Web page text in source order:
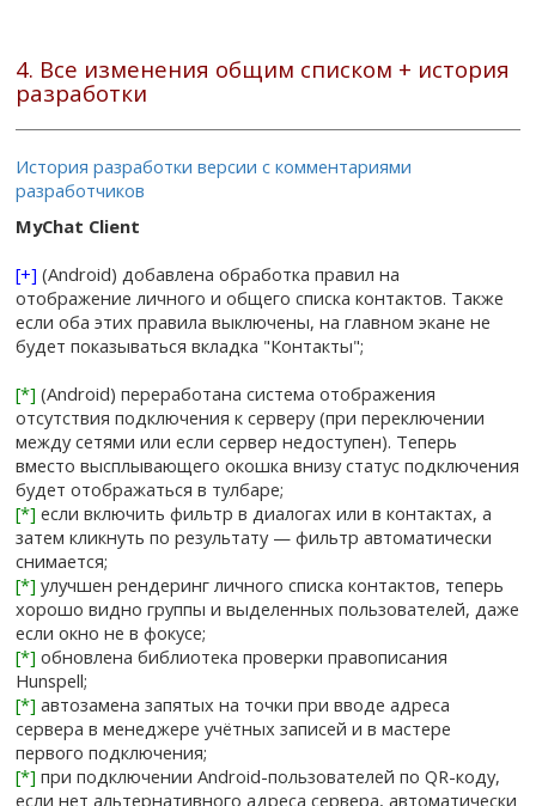
4. Все изменения общим списком + история
разработки
История разработки версии с комментариями
разработчиков
MyChat Client
[+] (Android) добавлена обработка правил на
отображение личного и общего списка контактов. Также
если оба этих правила выключены, на главном экане не
будет показываться вкладка "Контакты";
[*] (Android) переработана система отображения
отсутствия подключения к серверу (при переключении
между сетями или если сервер недоступен). Теперь
вместо высплывающего окошка внизу статус подключения
будет отображаться в тулбаре;
[*] если включить фильтр в диалогах или в контактах, а
затем кликнуть по результату — фильтр автоматически
снимается;
[*] улучшен рендеринг личного списка контактов, теперь
хорошо видно группы и выделенных пользователей, даже
если окно не в фокусе;
[*] обновлена библиотека проверки правописания
Hunspell;
[*] автозамена запятых на точки при вводе адреса
сервера в менеджере учётных записей и в мастере
первого подключения;
[*] при подключении Android-пользователей по QR-коду,
если нет альтернативного адреса сервера, автоматически